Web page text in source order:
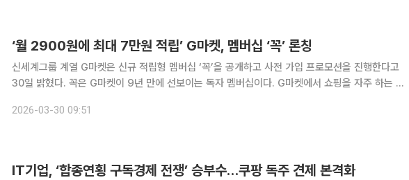
‘월 2900원에 최대 7만원 적립’ G마켓, 멤버십 ‘꼭’ 론칭
신세계그룹 계열 G마켓은 신규 적립형 멤버십 ‘꼭’을 공개하고 사전 가입 프로모션을 진행한다고
30일 밝혔다. 꼭은 G마켓이 9년 만에 선보이는 독자 멤버십이다. G마켓에서 쇼핑을 자주 하는 고
업계 최저 수준인 2900원이다. 핵심 혜택은 ‘전 상품 대
2026-03-30 09:51
IT기업, ‘합종연횡 구독경제 전쟁’ 승부수…쿠팡 독주 견제 본격화